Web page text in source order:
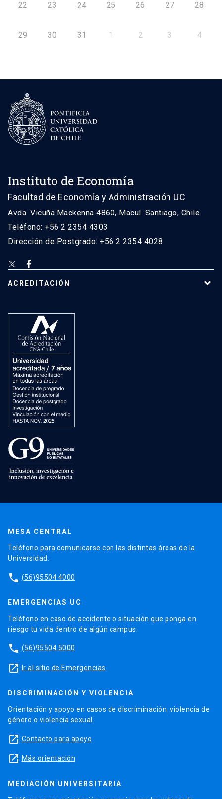
22 23 24 25 26 27 28
29 30 31 1 2 3 4
Instituto de Economía
Facultad de Economía y Administración UC
Avda. Vicuña Mackenna 4860, Macul. Santiago, Chile
Teléfono: +56 2 2354 4303
Dirección de Postgrado: +56 2 2354 4028
ACREDITACIÓN
MESA CENTRAL
Teléfono para comunicarse con las distintas áreas de la
Universidad.
phone (56)95504 4000
EMERGENCIAS UC
Teléfono en caso de accidente o situación que ponga en
riesgo tu vida dentro de algún campus.
phone (56)95504 5000
launch Ir al sitio de Emergencias
DISCRIMINACIÓN Y VIOLENCIA
Orientación y apoyo en casos de discriminación, violencia de
género o violencia sexual.
launch Contacto para apoyo
launch Más orientación
MEDIACIÓN UNIVERSITARIA